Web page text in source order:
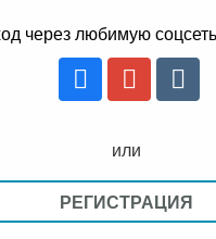
через любимую
или
РЕГИСТРАЦИЯ